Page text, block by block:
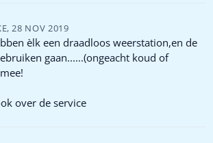
, 28 NOV 2019
èlk een draadloos weerstation,en de
gaan......(ongeacht koud of
over de service